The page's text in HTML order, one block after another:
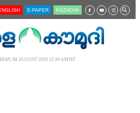
E-PAPER KĀZHCHA
08 AUGUST 2026 12.34 AM IST